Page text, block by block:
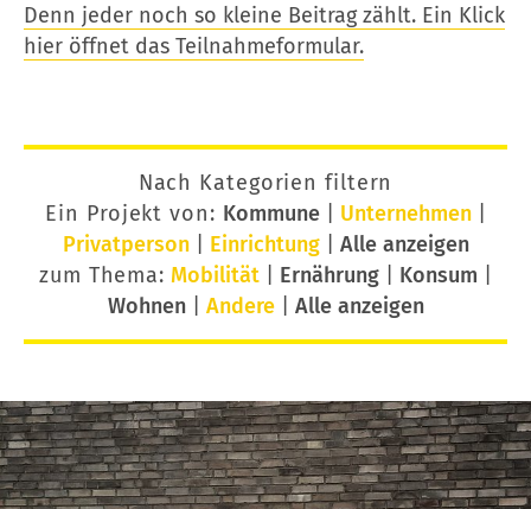
Denn jeder noch so kleine Beitrag zählt. Ein Klick
hier öffnet das Teilnahmeformular.
Nach Kategorien filtern
Ein Projekt von: Kommune| Unternehmen|
Privatperson| Einrichtung| Alle anzeigen
zum Thema: Mobilität Ernährung Konsum
Wohnen| Andere| Alle anzeigen